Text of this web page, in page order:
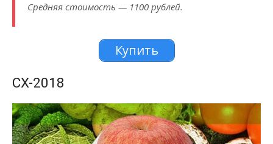
Средняя стоимость — 1100 рублей.
Купить
CX-2018